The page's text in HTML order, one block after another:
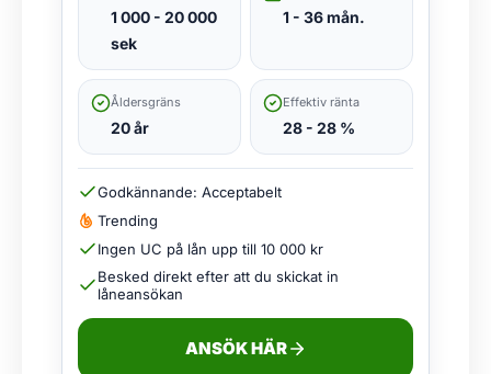
1 000 - 20 000
sek
1 - 36 mån.
Åldersgräns
20 år
Effektiv ränta
28 - 28 %
Godkännande: Acceptabelt
Trending
Ingen UC på lån upp till 10 000 kr
Besked direkt efter att du skickat in
låneansökan
ANSÖK HÄR